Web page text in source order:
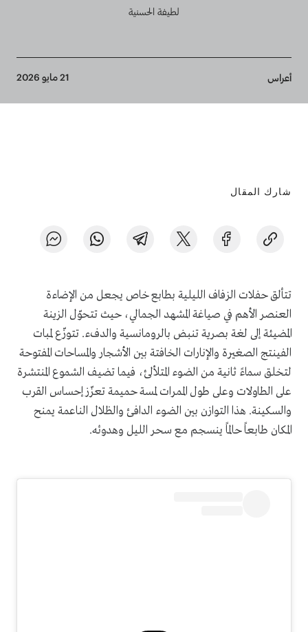
لطيفة الحسنية
Breadcrumb
أعراس 21 مايو 2026
شارك المقال
تتألق حفلات الزفاف الليلية بطابع خاص يجعل من الإضاءة
العنصر الأهم في صياغة المشهد الجمالي، حيث تتحوّل الزينة
المضيئة إلى لغة بصرية تنبض بالرومانسية والدفء. تتوزّع لمبات
الفينتج الصغيرة والإنارات الخافتة بين الأشجار والمساحات المفتوحة
لتخلق سماءً ثانية من الضوء المتلألئ، فيما تضيف الشموع المنتشرة
على الطاولات وعلى طول الممرات لمسة حميمة تعزّز إحساس القرب
والسكينة. هذا التوازن بين الضوء الدافئ والظلال الناعمة يمنح
المكان طابعاً حالماً ينسجم مع سحر الليل وهدوئه.